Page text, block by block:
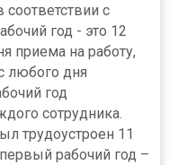
соответствии с
год - это 12
приема на работу,
любого дня
год
сотрудника.
трудоустроен 11
рабочий год –